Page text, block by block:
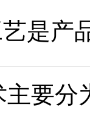
是产
主要分